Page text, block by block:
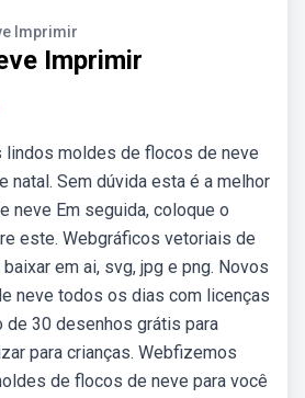
Imprimir
Imprimir
lindos moldes de flocos de neve
natal. Sem dúvida esta é a melhor
neve Em seguida, coloque o
este. Webgráficos vetoriais de
em ai, svg, jpg e png. Novos
neve todos os dias com licenças
de 30 desenhos grátis para
para crianças. Webfizemos
de flocos de neve para você